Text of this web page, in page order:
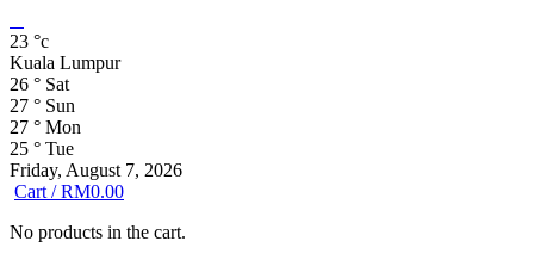
23 °c
Kuala Lumpur
26 ° Sat
27 ° Sun
27 ° Mon
25 ° Tue
Friday, August 7, 2026
Cart /RM0.00
No products in the cart.